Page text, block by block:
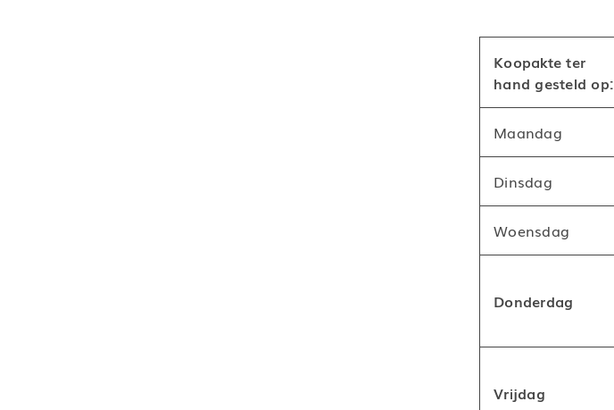
Koopakte ter
hand gesteld op:
Maandag
Dinsdag
Woensdag
Donderdag
Vrijdag